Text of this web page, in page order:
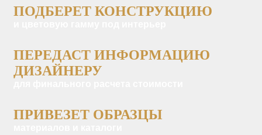
ПОДБЕРЕТ КОНСТРУКЦИЮ
ПЕРЕДАСТ ИНФОРМАЦИЮ
ДИЗАЙНЕРУ
ПРИВЕЗЕТ ОБРАЗЦЫ